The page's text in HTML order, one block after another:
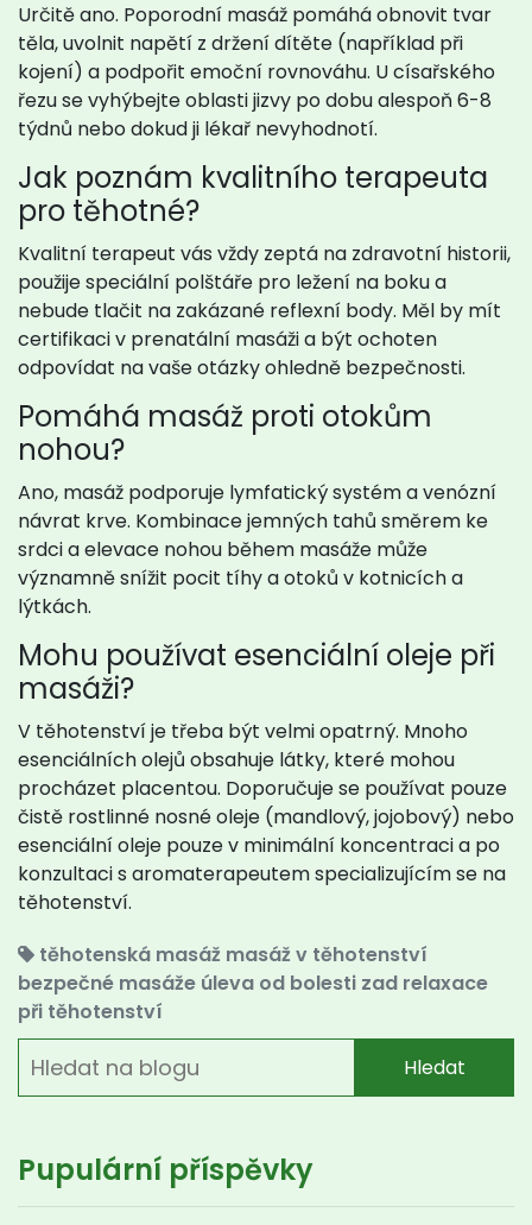
Určitě ano. Poporodní masáž pomáhá obnovit tvar
těla, uvolnit napětí z držení dítěte (například při
kojení) a podpořit emoční rovnováhu. U císařského
řezu se vyhýbejte oblasti jizvy po dobu alespoň 6-8
týdnů nebo dokud ji lékař nevyhodnotí.
Jak poznám kvalitního terapeuta
pro těhotné?
Kvalitní terapeut vás vždy zeptá na zdravotní historii,
použije speciální polštáře pro ležení na boku a
nebude tlačit na zakázané reflexní body. Měl by mít
certifikaci v prenatální masáži a být ochoten
odpovídat na vaše otázky ohledně bezpečnosti.
Pomáhá masáž proti otokům
nohou?
Ano, masáž podporuje lymfatický systém a venózní
návrat krve. Kombinace jemných tahů směrem ke
srdci a elevace nohou během masáže může
významně snížit pocit tíhy a otoků v kotnicích a
lýtkách.
Mohu používat esenciální oleje při
masáži?
V těhotenství je třeba být velmi opatrný. Mnoho
esenciálních olejů obsahuje látky, které mohou
procházet placentou. Doporučuje se používat pouze
čistě rostlinné nosné oleje (mandlový, jojobový) nebo
esenciální oleje pouze v minimální koncentraci a po
konzultaci s aromaterapeutem specializujícím se na
těhotenství.
těhotenská masáž masáž v těhotenství
bezpečné masáže úleva od bolesti zad relaxace
při těhotenství
Hledat
Pupulární příspěvky